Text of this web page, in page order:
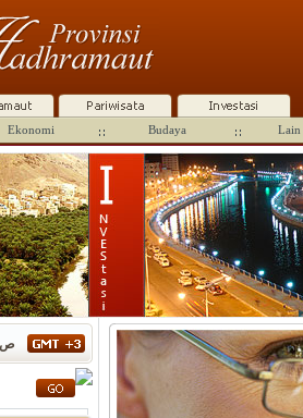
Ekonomi Budaya Lain
07:49 ص